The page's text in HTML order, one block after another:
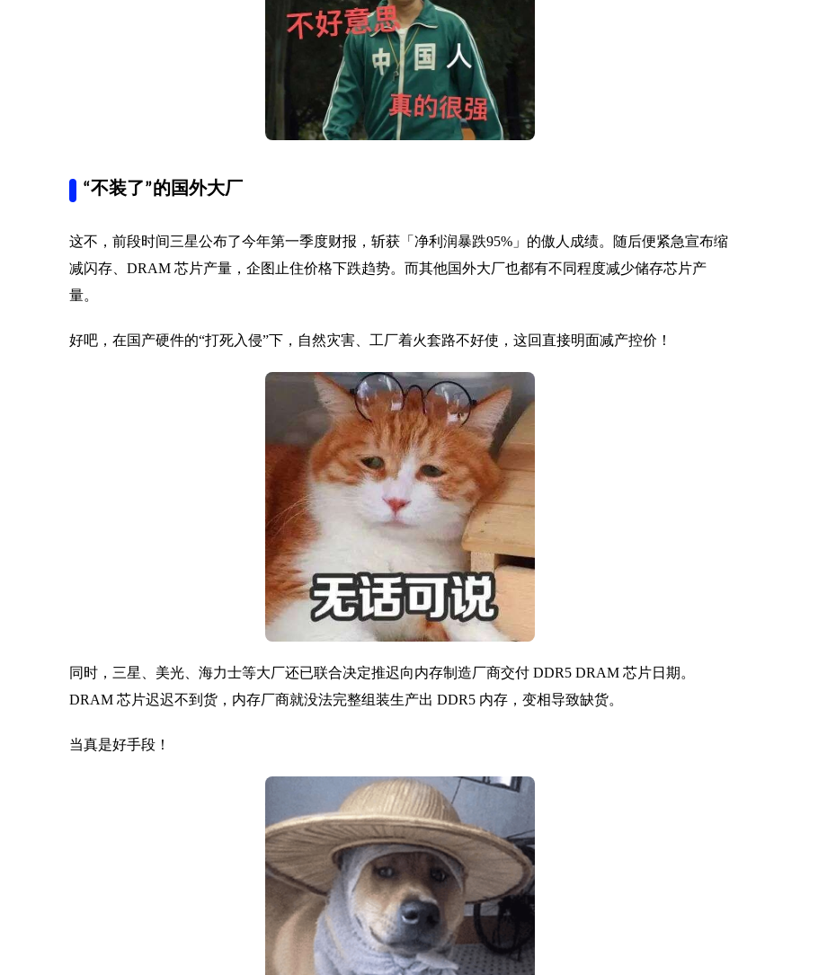
“不装了”的国外大厂
这不，前段时间三星公布了今年第一季度财报，斩获「净利润暴跌95%」的傲人成绩。随后便紧急宣布缩
减闪存、DRAM 芯片产量，企图止住价格下跌趋势。而其他国外大厂也都有不同程度减少储存芯片产
量。
好吧，在国产硬件的“打死入侵”下，自然灾害、工厂着火套路不好使，这回直接明面减产控价！
同时，三星、美光、海力士等大厂还已联合决定推迟向内存制造厂商交付 DDR5 DRAM 芯片日期。
DRAM 芯片迟迟不到货，内存厂商就没法完整组装生产出 DDR5 内存，变相导致缺货。
当真是好手段！